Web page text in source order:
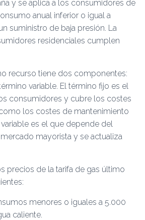
y se aplica a los consumidores de
anual inferior o igual a
suministro de baja presión. La
residenciales cumplen
recurso tiene dos componentes:
variable. El término fijo es el
consumidores y cubre los costes
los costes de mantenimiento
es el que depende del
mayorista y se actualiza
precios de la tarifa de gas último
menores o iguales a 5.000
caliente.